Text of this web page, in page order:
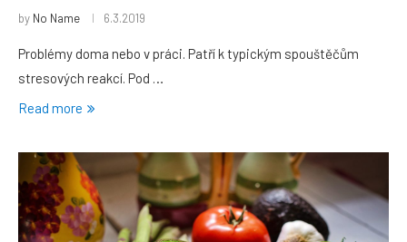
by No Name 6.3.2019
Problémy doma nebo v práci. Patří k typickým spouštěčům
stresových reakcí. Pod …
Read more